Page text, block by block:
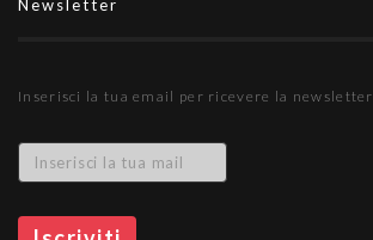
Newsletter
Inserisci la tua email per ricevere la newsletter